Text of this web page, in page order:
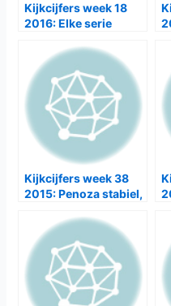
Kijkcijfers week 18
2016: Elke serie
Kijkcijfers week 38
2015: Penoza stabiel,